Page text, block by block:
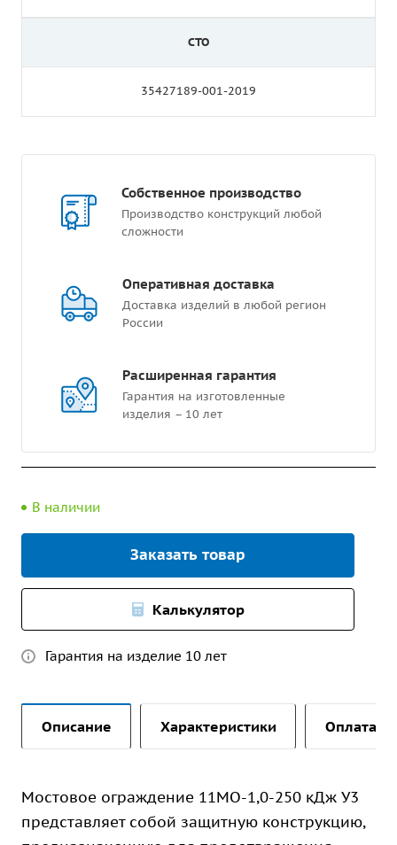
СТО
35427189-001-2019
Собственное производство
Производство конструкций любой
сложности
Оперативная доставка
Доставка изделий в любой регион
России
Расширенная гарантия
Гарантия на изготовленные
изделия – 10 лет
В наличии
Заказать товар
Калькулятор
Гарантия на изделие 10 лет
Описание Характеристики Оплата и
Мостовое ограждение 11МО-1,0-250 кДж У3
представляет собой защитную конструкцию,